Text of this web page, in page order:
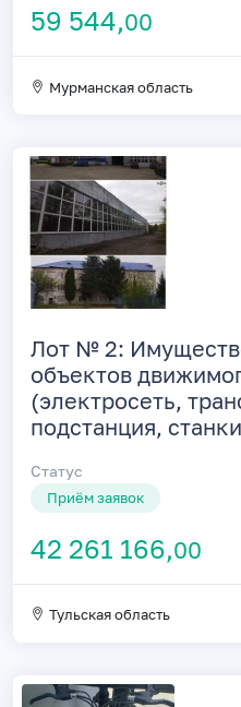
59 544,00
Мурманская область
Лот № 2:
объектов
(электросеть,
подстанция,
Статус
Приём заявок
42 261 166,00
Тульская область